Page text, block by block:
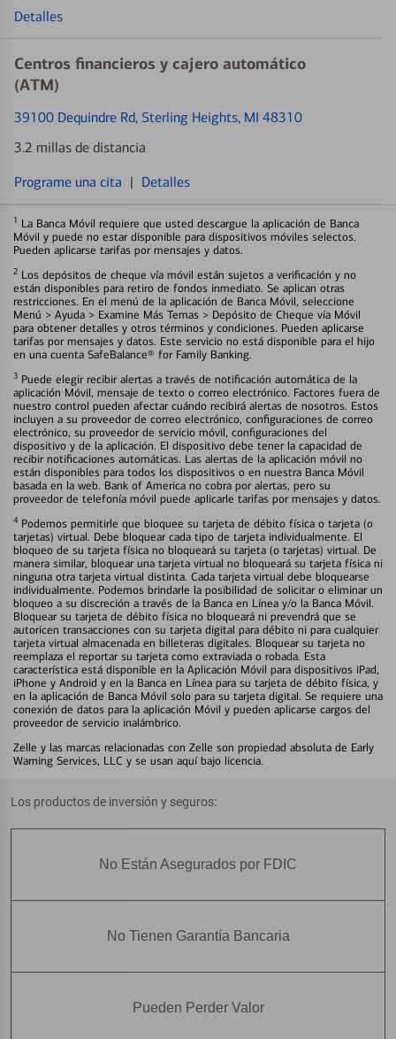
Detalles
Centros financieros y cajero automático
(ATM)
39100 Dequindre Rd, Sterling Heights, MI 48310
3.2 millas de distancia
Programe una cita | Detalles
1 La Banca Móvil requiere que usted descargue la aplicación de Banca
Móvil y puede no estar disponible para dispositivos móviles selectos.
Pueden aplicarse tarifas por mensajes y datos.
2 Los depósitos de cheque vía móvil están sujetos a verificación y no
están disponibles para retiro de fondos inmediato. Se aplican otras
restricciones. En el menú de la aplicación de Banca Móvil, seleccione
Menú > Ayuda > Examine Más Temas > Depósito de Cheque vía Móvil
para obtener detalles y otros términos y condiciones. Pueden aplicarse
tarifas por mensajes y datos. Este servicio no está disponible para el hijo
en una cuenta SafeBalance® for Family Banking.
3 Puede elegir recibir alertas a través de notificación automática de la
aplicación Móvil, mensaje de texto o correo electrónico. Factores fuera de
nuestro control pueden afectar cuándo recibirá alertas de nosotros. Estos
incluyen a su proveedor de correo electrónico, configuraciones de correo
electrónico, su proveedor de servicio móvil, configuraciones del
dispositivo y de la aplicación. El dispositivo debe tener la capacidad de
recibir notificaciones automáticas. Las alertas de la aplicación móvil no
están disponibles para todos los dispositivos o en nuestra Banca Móvil
basada en la web. Bank of America no cobra por alertas, pero su
proveedor de telefonía móvil puede aplicarle tarifas por mensajes y datos.
4 Podemos permitirle que bloquee su tarjeta de débito física o tarjeta (o
tarjetas) virtual. Debe bloquear cada tipo de tarjeta individualmente. El
bloqueo de su tarjeta física no bloqueará su tarjeta (o tarjetas) virtual. De
manera similar, bloquear una tarjeta virtual no bloqueará su tarjeta física ni
ninguna otra tarjeta virtual distinta. Cada tarjeta virtual debe bloquearse
individualmente. Podemos brindarle la posibilidad de solicitar o eliminar un
bloqueo a su discreción a través de la Banca en Línea y/o la Banca Móvil.
Bloquear su tarjeta de débito física no bloqueará ni prevendrá que se
autoricen transacciones con su tarjeta digital para débito ni para cualquier
tarjeta virtual almacenada en billeteras digitales. Bloquear su tarjeta no
reemplaza el reportar su tarjeta como extraviada o robada. Esta
característica está disponible en la Aplicación Móvil para dispositivos iPad,
iPhone y Android y en la Banca en Línea para su tarjeta de débito física, y
en la aplicación de Banca Móvil solo para su tarjeta digital. Se requiere una
conexión de datos para la aplicación Móvil y pueden aplicarse cargos del
proveedor de servicio inalámbrico.
Zelle y las marcas relacionadas con Zelle son propiedad absoluta de Early
Warning Services, LLC y se usan aquí bajo licencia.
Los productos de inversión y seguros:
No Están Asegurados por FDIC
No Tienen Garantía Bancaria
Pueden Perder Valor